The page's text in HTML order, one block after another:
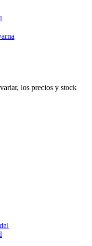
los precios y stock